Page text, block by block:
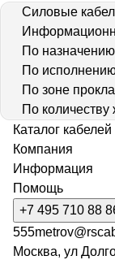
Силовые
По назначению
По
По зоне
По количеству
Каталог кабелей
Компания
Информация
Помощь
+7 495 710 88
Москва, ул